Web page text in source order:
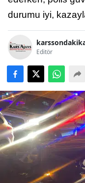
durumu iyi,
Editör